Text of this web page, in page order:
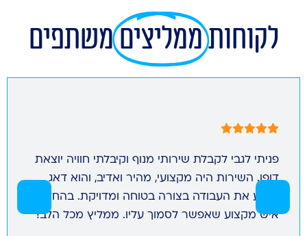
לקוחותממליציםמשתפים
פניתי לגבי לקבלת שירותי מנוף וקיבלתי חוויה יוצאת
דופן. השירות היה מקצועי, מהיר ואדיב, והוא דאג
לבצע את העבודה בצורה בטוחה ומדויקת. בהחלט
איש מקצוע שאפשר לסמוך עליו. ממליץ מכל הלב!